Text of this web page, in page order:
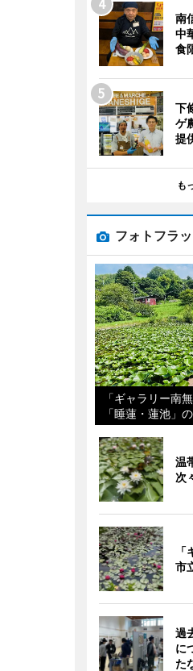
南
中
食
下
ゲ
提
も
フォトフラ
「ギャラリー南
「睡蓮・蓮池」
温
次
市
過
に
た